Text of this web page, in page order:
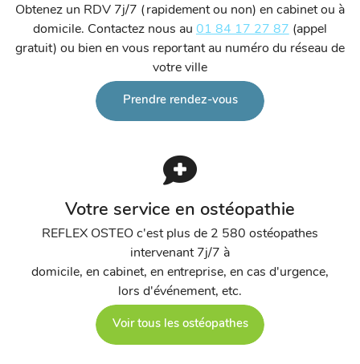
Obtenez un RDV 7j/7 (rapidement ou non) en cabinet ou à
domicile. Contactez nous au 01 84 17 27 87 (appel
gratuit) ou bien en vous reportant au numéro du réseau de
votre ville
Prendre rendez-vous
Votre service en ostéopathie
REFLEX OSTEO c'est plus de 2 580 ostéopathes
intervenant 7j/7 à
domicile, en cabinet, en entreprise, en cas d'urgence,
lors d'événement, etc.
Voir tous les ostéopathes